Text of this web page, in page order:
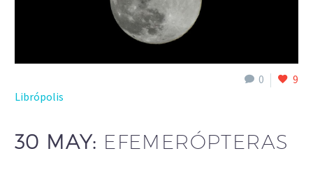
0
9
Librópolis
30 MAY: EFEMERÓPTERAS